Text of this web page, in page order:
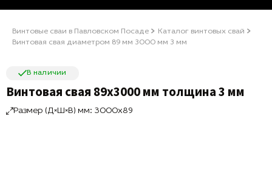
Винтовые сваи в Павловском Посаде
Каталог винтовых свай
Винтовая свая диаметром 89 мм 3000 мм 3 мм
В наличии
Винтовая свая 89х3000 мм толщина 3 мм
Размер (Д×Ш×В) мм: 3000x89